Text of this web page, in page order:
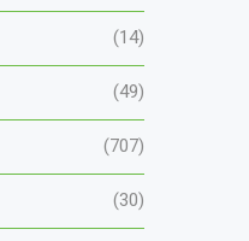
(14)
(49)
(707)
(30)